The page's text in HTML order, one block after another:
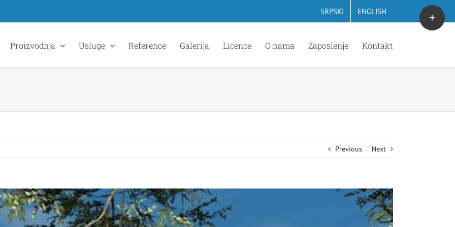
SRPSKI ENGLISH
Proizvodnja Usluge Reference Galerija Licence O nama Zaposlenje Kontakt
Previous Next
Toggle
Sliding